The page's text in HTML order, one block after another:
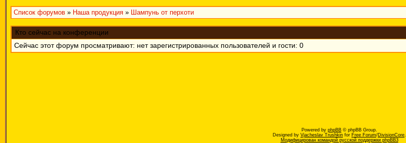
Список форумов » Наша продукция » Шампунь от перхоти
Кто сейчас на конференции
Сейчас этот форум просматривают: нет зарегистрированных пользователей и гости: 0
Powered by phpBB © phpBB Group.
Designed by Vjacheslav Trushkin for Free Forum/DivisionCore.
Модифицирован командой русской поддержки phpBB3